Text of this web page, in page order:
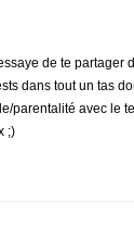
de te partager
dans tout un tas
parentalité avec le
;)